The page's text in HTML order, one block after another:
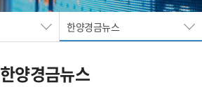
한양경금뉴스
한양경금뉴스